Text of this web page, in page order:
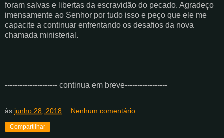
foram salvas e libertas da escravidão do pecado. Agradeço
imensamente ao Senhor por tudo isso e peço que ele me
capacite a continuar enfrentando os desafios da nova
chamada ministerial.
--------------------- continua em breve-----------------
às junho 28, 2018 Nenhum comentário:
Compartilhar